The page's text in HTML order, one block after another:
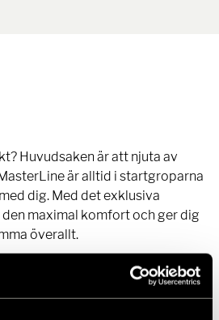
Huvudsaken är att njuta av
är alltid i startgroparna
dig. Med det exklusiva
maximal komfort och ger dig
överallt.